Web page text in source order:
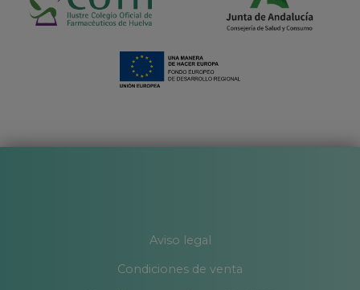
Aviso legal
Condiciones de venta